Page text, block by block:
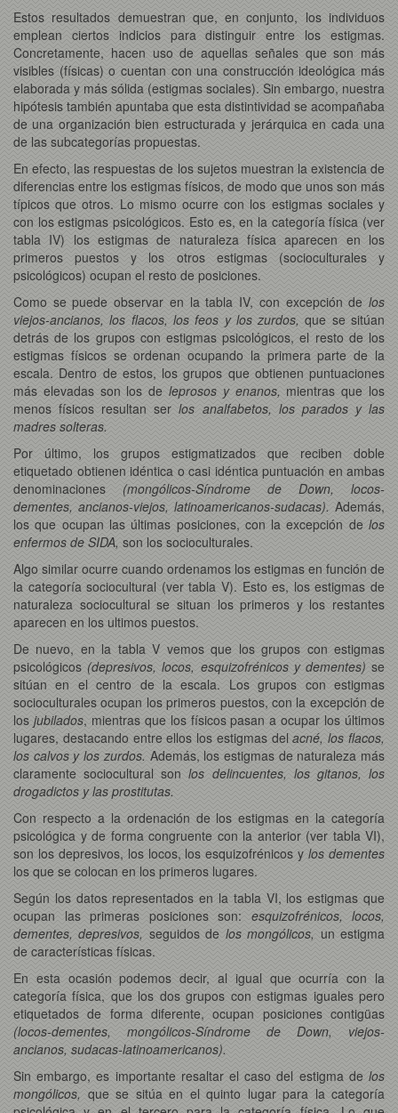
Estos resultados demuestran que, en conjunto, los individuos
emplean ciertos indicios para distinguir entre los estigmas.
Concretamente, hacen uso de aquellas señales que son más
visibles (físicas) o cuentan con una construcción ideológica más
elaborada y más sólida (estigmas sociales). Sin embargo, nuestra
hipótesis también apuntaba que esta distintividad se acompañaba
de una organización bien estructurada y jerárquica en cada una
de las subcategorías propuestas.
En efecto, las respuestas de los sujetos muestran la existencia de
diferencias entre los estigmas físicos, de modo que unos son más
típicos que otros. Lo mismo ocurre con los estigmas sociales y
con los estigmas psicológicos. Esto es, en la categoría física (ver
tabla IV) los estigmas de naturaleza física aparecen en los
primeros puestos y los otros estigmas (socioculturales y
psicológicos) ocupan el resto de posiciones.
Como se puede observar en la tabla IV, con excepción de los
viejos-ancianos, los flacos, los feos y los zurdos, que se sitúan
detrás de los grupos con estigmas psicológicos, el resto de los
estigmas físicos se ordenan ocupando la primera parte de la
escala. Dentro de estos, los grupos que obtienen puntuaciones
más elevadas son los de leprosos y enanos, mientras que los
menos físicos resultan serlos analfabetos, los parados y las
madres solteras.
Por último, los grupos estigmatizados que reciben doble
etiquetado obtienen idéntica o casi idéntica puntuación en ambas
denominaciones (mongólicos-Síndrome de Down, locos-
dementes, ancianos-viejos, latinoamericanos-sudacas). Además,
los que ocupan las últimas posiciones, con la excepción de los
enfermos de SIDA, son los socioculturales.
Algo similar ocurre cuando ordenamos los estigmas en función de
la categoría sociocultural (ver tabla V). Esto es, los estigmas de
naturaleza sociocultural se situan los primeros y los restantes
aparecen en los ultimos puestos.
De nuevo, en la tabla V vemos que los grupos con estigmas
psicológicos(depresivos, locos, esquizofrénicos y dementes) se
sitúan en el centro de la escala. Los grupos con estigmas
socioculturales ocupan los primeros puestos, con la excepción de
los jubilados, mientras que los físicos pasan a ocupar los últimos
lugares, destacando entre ellos los estigmas delacné, los flacos,
los calvos y los zurdos. Además, los estigmas de naturaleza más
claramente sociocultural sonlos delincuentes, los gitanos, los
drogadictos y las prostitutas.
Con respecto a la ordenación de los estigmas en la categoría
psicológica y de forma congruente con la anterior (ver tabla VI),
son los depresivos, los locos, los esquizofrénicos ylos dementes
los que se colocan en los primeros lugares.
Según los datos representados en la tabla VI, los estigmas que
ocupan las primeras posiciones son: esquizofrénicos, locos,
dementes, depresivos, seguidos de los mongólicos, un estigma
de características físicas.
En esta ocasión podemos decir, al igual que ocurría con la
categoría física, que los dos grupos con estigmas iguales pero
etiquetados de forma diferente, ocupan posiciones contigüas
(locos-dementes, mongólicos-Síndrome de Down, viejos-
ancianos, sudacas-latinoamericanos).
Sin embargo, es importante resaltar el caso del estigma de los
mongólicos, que se sitúa en el quinto lugar para la categoría